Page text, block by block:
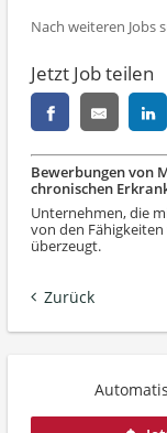
Nach weiteren Jobs
Jetzt Job teilen
Bewerbungen von
chronischen
Unternehmen, die
von den
überzeugt.
Zurück